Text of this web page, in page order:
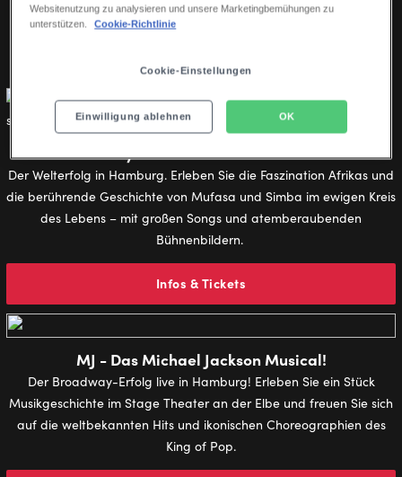
ALLE SHOWS HAMBURGSTUTTGART
Disneys DER KÖNIG DER LÖWEN
Der Welterfolg in Hamburg. Erleben Sie die Faszination Afrikas und
die berührende Geschichte von Mufasa und Simba im ewigen Kreis
des Lebens – mit großen Songs und atemberaubenden
Bühnenbildern.
Infos & Tickets
MJ - Das Michael Jackson Musical!
Der Broadway-Erfolg live in Hamburg! Erleben Sie ein Stück
Musikgeschichte im Stage Theater an der Elbe und freuen Sie sich
auf die weltbekannten Hits und ikonischen Choreographien des
King of Pop.
Websitenutzung zu analysieren und unsere Marketingbemühungen zu
unterstützen.
Cookie-Richtlinie
Cookie-Einstellungen
Einwilligung ablehnen OK